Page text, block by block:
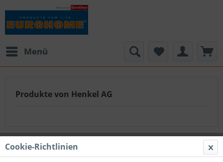
Menü
Produkte von Henkel AG
Cookie-Richtlinien